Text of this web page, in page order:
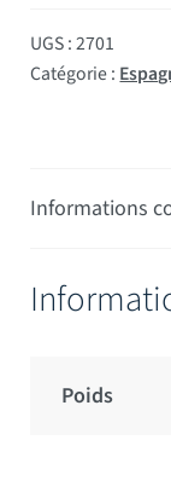
UGS :2701
Catégorie :
Informations
Poids